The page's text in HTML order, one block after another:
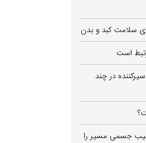
سلامت کبد و بدن
است
در چند
جسمی مسیر را